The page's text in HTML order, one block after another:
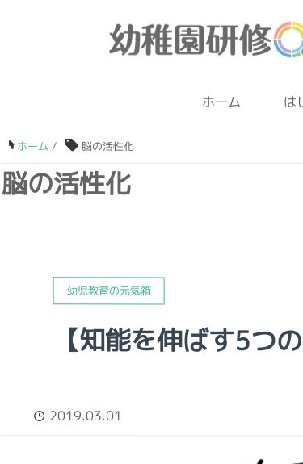
ホーム は
ホーム / 脳の活性化
脳の活性化
幼児教育の元気箱
【知能を伸ばす5つ
2019.03.01